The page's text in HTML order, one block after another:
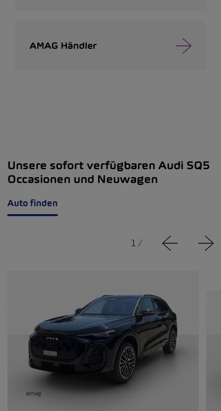
AMAG Händler
Unsere sofort verfügbaren Audi SQ5
Occasionen und Neuwagen
Auto finden
1 /